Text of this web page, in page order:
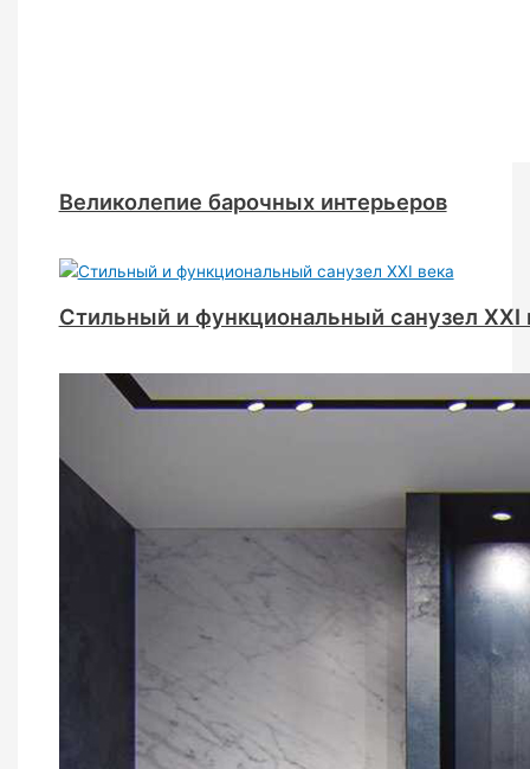
Великолепие барочных интерьеров
Стильный и функциональный санузел XXI